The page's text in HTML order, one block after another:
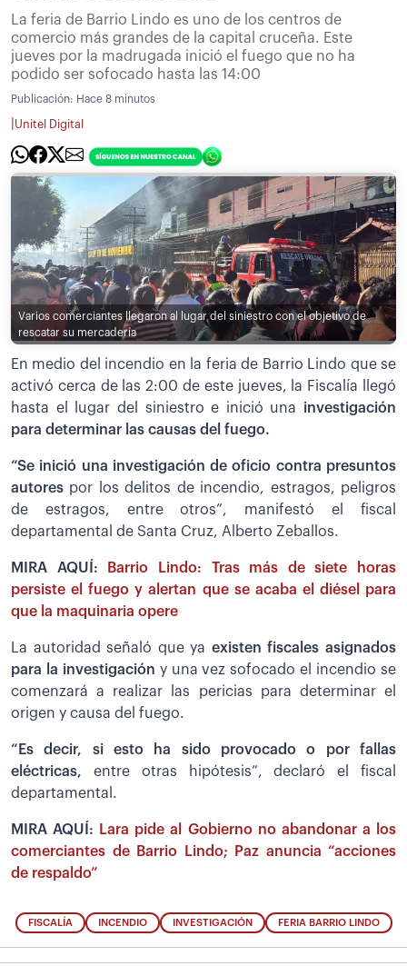
La feria de Barrio Lindo es uno de los centros de
comercio más grandes de la capital cruceña. Este
jueves por la madrugada inició el fuego que no ha
podido ser sofocado hasta las 14:00
Publicación: Hace 8 minutos
Unitel Digital
Varios comerciantes llegaron al lugar del siniestro con el objetivo de
rescatar su mercadería
En medio del incendio en la feria de Barrio Lindo que se
activó cerca de las 2:00 de este jueves, la Fiscalía llegó
hasta el lugar del siniestro e inició una investigación
para determinar las causas del fuego.
“Se inició una investigación de oficio contra presuntos
autores por los delitos de incendio, estragos, peligros
de estragos, entre otros”, manifestó el fiscal
departamental de Santa Cruz, Alberto Zeballos.
MIRA AQUÍ:
Barrio Lindo: Tras más de siete horas
persiste el fuego y alertan que se acaba el diésel para
que la maquinaria opere
La autoridad señaló que ya existen fiscales asignados
para la investigación y una vez sofocado el incendio se
comenzará a realizar las pericias para determinar el
origen y causa del fuego.
“Es decir, si esto ha sido provocado o por fallas
eléctricas, entre otras hipótesis”, declaró el fiscal
departamental.
MIRA AQUÍ:
Lara pide al Gobierno no abandonar a los
comerciantes de Barrio Lindo; Paz anuncia “acciones
de respaldo”
FISCALÍA INCENDIO INVESTIGACIÓN FERIA BARRIO LINDO